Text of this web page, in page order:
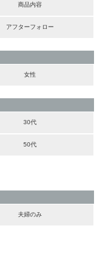
商品内容
アフターフォロー
女性
30代
50代
夫婦のみ